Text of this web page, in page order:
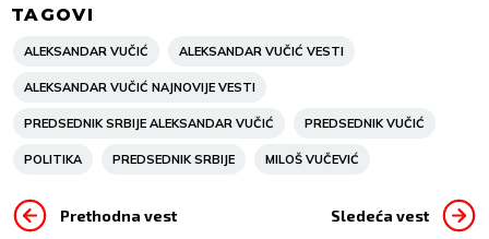
TAGOVI
ALEKSANDAR VUČIĆ ALEKSANDAR VUČIĆ VESTI
ALEKSANDAR VUČIĆ NAJNOVIJE VESTI
PREDSEDNIK SRBIJE ALEKSANDAR VUČIĆ PREDSEDNIK VUČIĆ
POLITIKA PREDSEDNIK SRBIJE MILOŠ VUČEVIĆ
Prethodna vest Sledeća vest